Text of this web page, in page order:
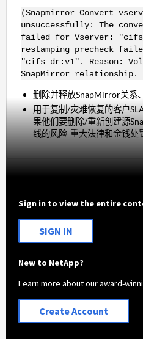
(Snapmirror Convert
unsuccessfully: The
failed for Vserver:
restamping precheck
"cifs_dr:v1". Reason:
SnapMirror relationship.
删除并释放SnapMirror关系
用于复制/灾难恢复的客户
果他们要删除/重新创建源
线的风险-重大法律和金钱处
Sign in to view the entire
SIGN IN
New to NetApp?
Learn more about our award-
Create Account